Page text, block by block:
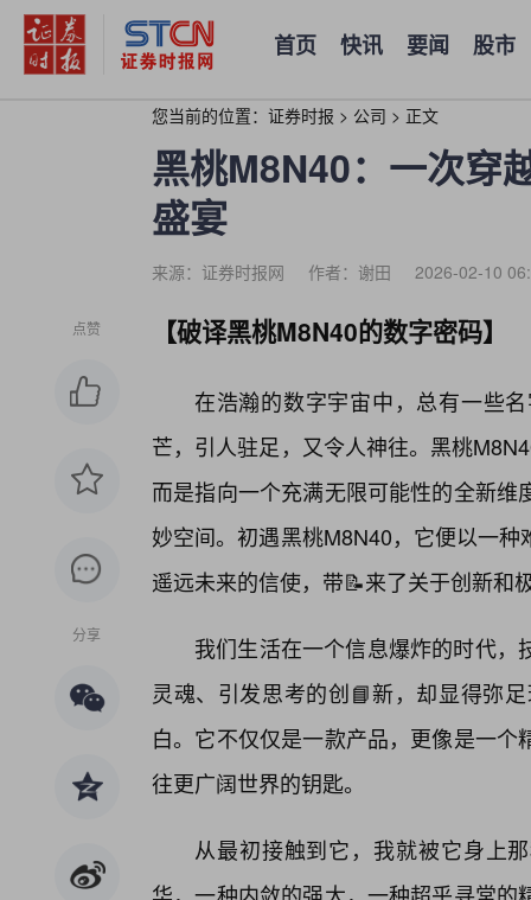
首页 快讯 要闻 股市
您当前的位置： 证券时报 > 公司 > 正文
黑桃M8N40：一次穿
盛宴
来源：证券时报网 作者：谢田 2026-02-10
点赞
分享
【破译黑桃M8N40的数字密码】
在浩瀚的数字宇宙中，总有一些
芒，引人驻足，又令人神往。黑桃
而是指向一个充满无限可能性的全新
妙空间。初遇黑桃M8N40，它便以一
遥远未来的信使，带📝来了关于创新和
我们生活在一个信息爆炸的时代
灵魂、引发思考的创📘新，却显得弥
白。它不仅仅是一款产品，更像是一
往更广阔世界的钥匙。
从最初接触到它，我就被它身上